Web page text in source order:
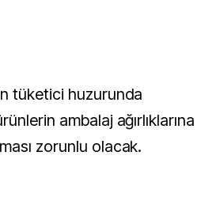
tüketici huzurunda
ambalaj ağırlıklarına
zorunlu olacak.